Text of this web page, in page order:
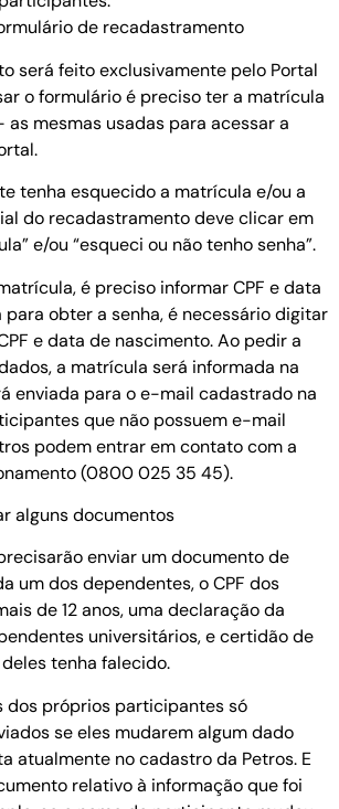
de recadastramento
será feito exclusivamente pelo Portal
o formulário é preciso ter a matrícula
as mesmas usadas para acessar a
tenha esquecido a matrícula e/ou a
do recadastramento deve clicar em
e/ou “esqueci ou não tenho senha”.
é preciso informar CPF e data
para obter a senha, é necessário digitar
e data de nascimento. Ao pedir a
a matrícula será informada na
enviada para o e-mail cadastrado na
que não possuem e-mail
podem entrar em contato com a
(0800 025 35 45).
alguns documentos
enviar um documento de
um dos dependentes, o CPF dos
de 12 anos, uma declaração da
universitários, e certidão de
tenha falecido.
dos próprios participantes só
se eles mudarem algum dado
atualmente no cadastro da Petros. E
relativo à informação que foi